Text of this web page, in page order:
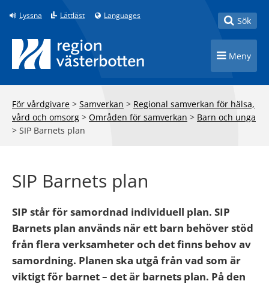
Till innehåll på sidan
Lyssna Lättläst Languages Toggle
Sök
Toggle
Meny
För vårdgivare > Samverkan > Regional samverkan för hälsa,
vård och omsorg > Områden för samverkan > Barn och unga
> SIP Barnets plan
SIP Barnets plan
SIP står för samordnad individuell plan. SIP
Barnets plan används när ett barn behöver stöd
från flera verksamheter och det finns behov av
samordning. Planen ska utgå från vad som är
viktigt för barnet – det är barnets plan. På den